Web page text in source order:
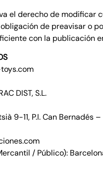
el derecho de
de preavisar o
con la publicación
DIST, S.L.
9-11, P.I. Can
/ Público):